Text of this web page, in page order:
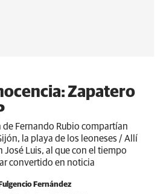
Zapatero
de Fernando Rubio compartían
la playa de los leoneses / Allí
Luis, al que con el tiempo
convertido en noticia
Fulgencio Fernández